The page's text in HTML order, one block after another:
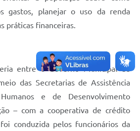
gastos, planejar o uso da renda
práticas financeiras.
entre o Governo Municipal de
das Secretarias de Assistência
e de Desenvolvimento
– com a cooperativa de crédito
conduzida pelos funcionários da